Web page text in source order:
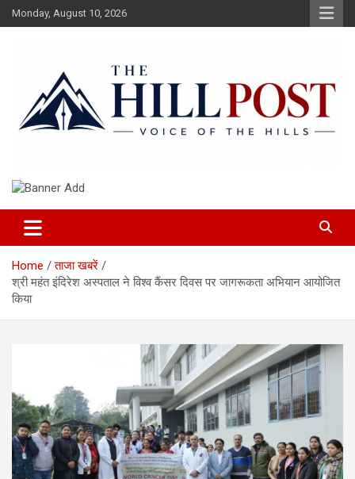
Skip
to
Monday, August 10, 2026
The Hillpost
Home
ताजा खबरें
श्री महंत इंदिरेश अस्पताल ने विश्व कैंसर दिवस पर जागरूकता अभियान आयोजित
किया